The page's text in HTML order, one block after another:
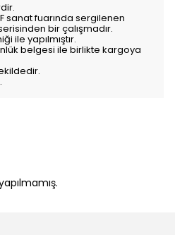
sanat fuarında sergilenen
bir çalışmadır.
ile yapılmıştır.
belgesi ile birlikte kargoya